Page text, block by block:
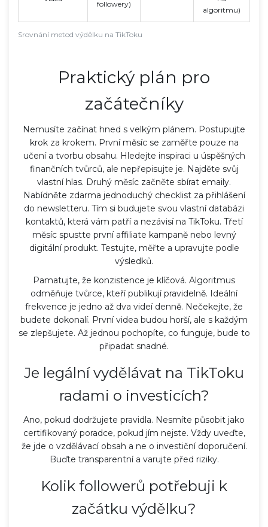
Srovnání metod výdělku na TikToku
followery)
algoritmu)
Praktický plán pro
začátečníky
Nemusíte začínat hned s velkým plánem. Postupujte
krok za krokem. První měsíc se zaměřte pouze na
učení a tvorbu obsahu. Hledejte inspiraci u úspěšných
finančních tvůrců, ale nepřepisujte je. Najděte svůj
vlastní hlas. Druhý měsíc začněte sbírat emaily.
Nabídněte zdarma jednoduchý checklist za přihlášení
do newsletteru. Tím si budujete svou vlastní databázi
kontaktů, která vám patří a nezávisí na TikToku. Třetí
měsíc spustte první affiliate kampaně nebo levný
digitální produkt. Testujte, měřte a upravujte podle
výsledků.
Pamatujte, že konzistence je klíčová. Algoritmus
odměňuje tvůrce, kteří publikují pravidelně. Ideální
frekvence je jedno až dva videí denně. Nečekejte, že
budete dokonalí. První videa budou horší, ale s každým
se zlepšujete. Až jednou pochopíte, co funguje, bude to
připadat snadné.
Je legální vydělávat na TikToku
radami o investicích?
Ano, pokud dodržujete pravidla. Nesmíte působit jako
certifikovaný poradce, pokud jím nejste. Vždy uveďte,
že jde o vzdělávací obsah a ne o investiční doporučení.
Buďte transparentní a varujte před riziky.
Kolik followerů potřebuji k
začátku výdělku?